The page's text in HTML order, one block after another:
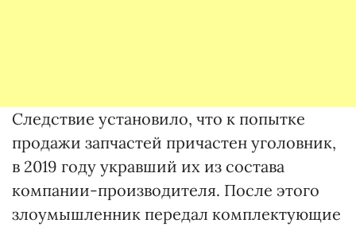
Следствие установило, что к попытке
продажи запчастей причастен уголовник,
в 2019 году укравший их из состава
компании-производителя. После этого
злоумышленник передал комплектующие